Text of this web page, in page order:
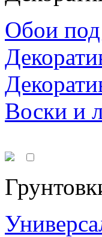
Обои под
Воски и